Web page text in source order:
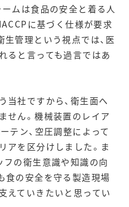
ムは食品の安全と着る人
に基づく仕様が要求
管理という視点では、医
ると言っても過言ではあ
当社ですから、衛生面へ
せん。機械装置のレイア
テン、空圧調整によって
アを区分けしました。ま
フの衛生意識や知識の向
食の安全を守る製造現場
えていきたいと思ってい